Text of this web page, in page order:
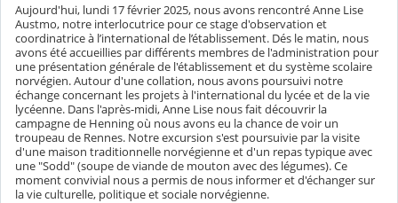
Aujourd'hui, lundi 17 février 2025, nous avons rencontréAnne Lise
Austmo, notre interlocutrice pour ce stage d'observation et
coordinatrice à l’international de l’établissement. Dés le matin, nous
avons été accueillies par différents membres de l'administration pour
une présentation générale de l'établissement et du système scolaire
norvégien. Autour d'une collation, nous avons poursuivi notre
échange concernant les projets à l'international du lycée et de la vie
lycéenne. Dans l'après-midi, Anne Lise nous fait découvrir la
campagne de Henning où nous avons eu la chance de voir un
troupeau de Rennes. Notre excursion s'est poursuivie par la visite
d'une maison traditionnelle norvégienne et d'un repas typique avec
une "Sodd" (soupe de viande de mouton avec des légumes). Ce
moment convivial nous a permis de nous informer et d'échanger sur
la vie culturelle, politique et sociale norvégienne.